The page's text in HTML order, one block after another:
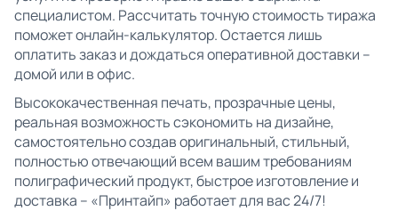
специалистом. Рассчитать точную стоимость тиража
поможет онлайн-калькулятор. Остается лишь
оплатить заказ и дождаться оперативной доставки –
домой или в офис.
Высококачественная печать, прозрачные цены,
реальная возможность сэкономить на дизайне,
самостоятельно создав оригинальный, стильный,
полностью отвечающий всем вашим требованиям
полиграфический продукт, быстрое изготовление и
доставка – «Принтайп» работает для вас 24/7!